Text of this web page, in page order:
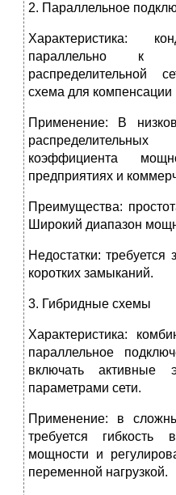
2. Параллельное
Характеристика:
параллельно к
распределительной
схема для
Применение: В
коэффициента
предприятиях и
Преимущества:
Широкий диапазон
Недостатки:
коротких замыканий.
3. Гибридные схемы
Характеристика:
параллельное
включать активные
параметрами сети.
Применение: в
требуется гибкость
мощности и
переменной нагрузкой.